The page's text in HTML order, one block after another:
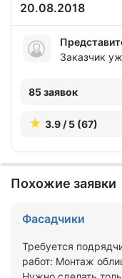
20.08.2018
Заказчик
85 заявок
3.9 / 5 (67)
Похожие заявки
Фасадчики
Требуется
работ: Монтаж